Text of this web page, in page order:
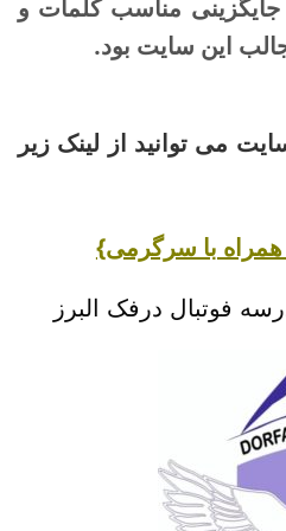
جایگزینی مناسب کلمات و
این سایت بود.
می توانید از لینک زیر
همراه با سرگرمی}
فوتبال درفک البرز